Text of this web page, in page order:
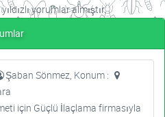
yorumlar almıştır.
Şaban Sönmez, Konum :
için Güçlü İlaçlama firmasıyla